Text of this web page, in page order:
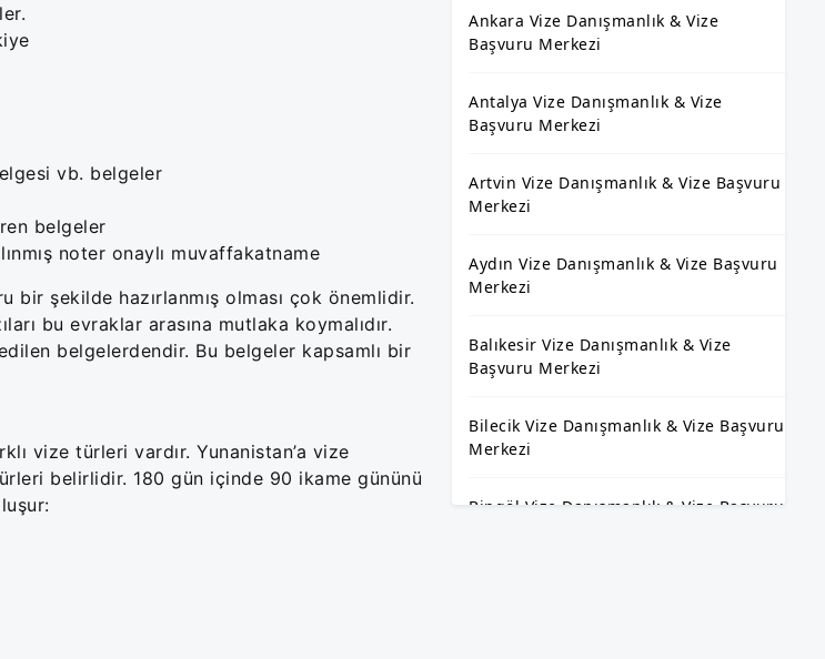
vb. belgeler
belgeler
noter onaylı muvaffakatname
şekilde hazırlanmış olması çok önemlidir.
bu evraklar arasına mutlaka koymalıdır.
belgelerdendir. Bu belgeler kapsamlı bir
vize türleri vardır. Yunanistan’a vize
belirlidir. 180 gün içinde 90 ikame gününü
Ankara Vize Danışmanlık & Vize
Başvuru Merkezi
Antalya Vize Danışmanlık & Vize
Başvuru Merkezi
Artvin Vize Danışmanlık & Vize Başvuru
Merkezi
Aydın Vize Danışmanlık & Vize Başvuru
Merkezi
Balıkesir Vize Danışmanlık & Vize
Başvuru Merkezi
Bilecik Vize Danışmanlık & Vize Başvuru
Merkezi
Bingöl Vize Danışmanlık & Vize Başvuru